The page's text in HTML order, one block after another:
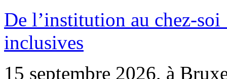
De l’institution au chez-
inclusives
15 septembre 2026, à